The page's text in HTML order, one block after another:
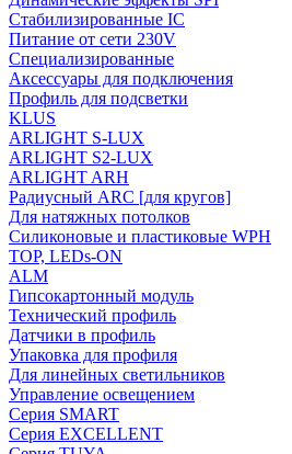
Стабилизированные IC
Питание от сети 230V
Специализированные
Аксессуары для подключения
Профиль для подсветки
KLUS
ARLIGHT S-LUX
ARLIGHT S2-LUX
ARLIGHT ARH
Радиусный ARC [для кругов]
Для натяжных потолков
Силиконовые и пластиковые WPH
TOP, LEDs-ON
ALM
Гипсокартонный модуль
Технический профиль
Датчики в профиль
Упаковка для профиля
Для линейных светильников
Управление освещением
Серия SMART
Серия EXCELLENT